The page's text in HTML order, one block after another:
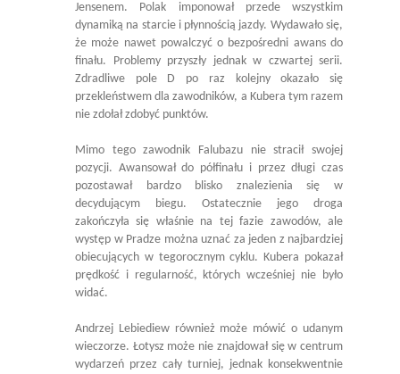
Jensenem. Polak imponował przede wszystkim
dynamiką na starcie i płynnością jazdy. Wydawało się,
że może nawet powalczyć o bezpośredni awans do
finału. Problemy przyszły jednak w czwartej serii.
Zdradliwe pole D po raz kolejny okazało się
przekleństwem dla zawodników, a Kubera tym razem
nie zdołał zdobyć punktów.
Mimo tego zawodnik Falubazu nie stracił swojej
pozycji. Awansował do półfinału i przez długi czas
pozostawał bardzo blisko znalezienia się w
decydującym biegu. Ostatecznie jego droga
zakończyła się właśnie na tej fazie zawodów, ale
występ w Pradze można uznać za jeden z najbardziej
obiecujących w tegorocznym cyklu. Kubera pokazał
prędkość i regularność, których wcześniej nie było
widać.
Andrzej Lebiediew również może mówić o udanym
wieczorze. Łotysz może nie znajdował się w centrum
wydarzeń przez cały turniej, jednak konsekwentnie